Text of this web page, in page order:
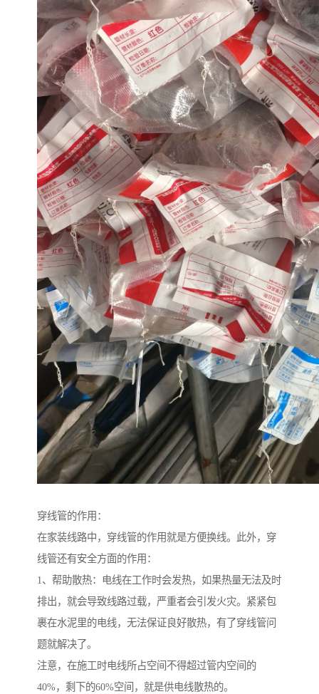
穿线管的作用：
在家装线路中，穿线管的作用就是方便换线。此外，穿
线管还有安全方面的作用：
1、帮助散热：电线在工作时会发热，如果热量无法及时
排出，就会导致线路过载，严重者会引发火灾。紧紧包
裹在水泥里的电线，无法保证良好散热，有了穿线管问
题就解决了。
注意，在施工时电线所占空间不得超过管内空间的
40%，剩下的60%空间，就是供电线散热的。